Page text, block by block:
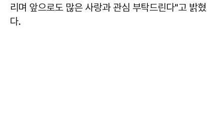
리며 앞으로도 많은 사랑과 관심 부탁드린다"고 밝혔
다.